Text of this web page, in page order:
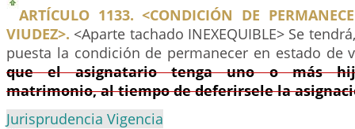
ARTÍCULO 1133. <CONDICIÓN DE
VIUDEZ>. <Aparte tachado INEXEQUIBLE> Se
puesta la condición de permanecer en estado de
que el asignatario tenga uno o más
matrimonio, al tiempo de deferirsele la
Jurisprudencia Vigencia